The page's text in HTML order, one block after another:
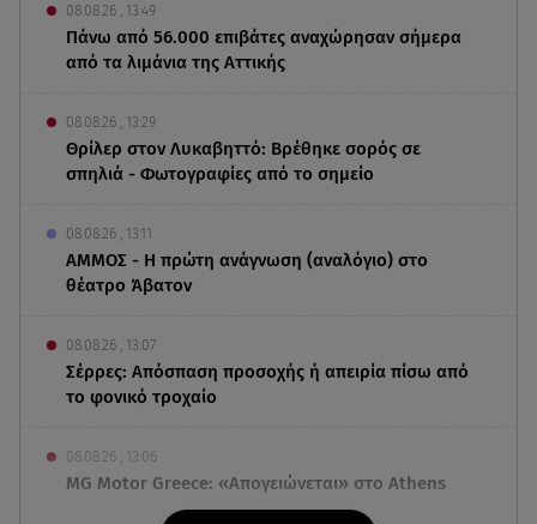
08.08.26 , 13:49
Πάνω από 56.000 επιβάτες αναχώρησαν σήμερα
από τα λιμάνια της Αττικής
08.08.26 , 13:29
Θρίλερ στον Λυκαβηττό: Βρέθηκε σορός σε
σπηλιά - Φωτογραφίες από το σημείο
08.08.26 , 13:11
ΑΜΜΟΣ - Η πρώτη ανάγνωση (αναλόγιο) στο
θέατρο Άβατον
08.08.26 , 13:07
Σέρρες: Απόσπαση προσοχής ή απειρία πίσω από
το φονικό τροχαίο
08.08.26 , 13:06
MG Motor Greece: «Απογειώνεται» στο Athens
Flying Week 2026